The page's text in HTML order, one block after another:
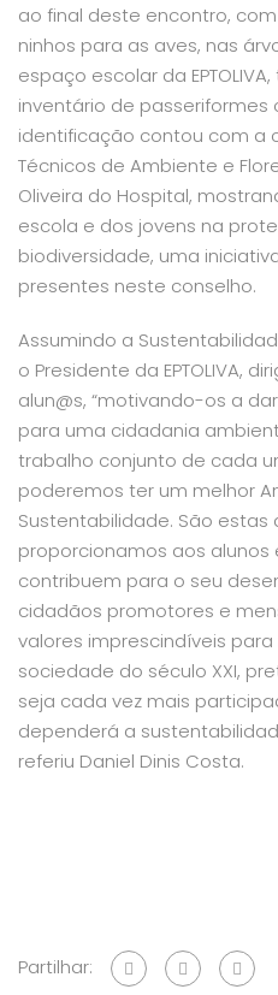
ao final deste encontro,
ninhos para as aves, nas
espaço escolar da
inventário de passeriformes
identificação contou com a
Técnicos de Ambiente e
Oliveira do Hospital,
escola e dos jovens na
biodiversidade, uma
presentes neste conselho.
Assumindo a
o Presidente da EPTOLIVA,
alun@s, “motivando-os a
para uma cidadania
trabalho conjunto de cada
poderemos ter um melhor
Sustentabilidade. São estas
proporcionamos aos alunos
contribuem para o seu
cidadãos promotores e
valores imprescindíveis
sociedade do século XXI,
seja cada vez mais
dependerá a
referiu Daniel Dinis Costa.
Partilhar: